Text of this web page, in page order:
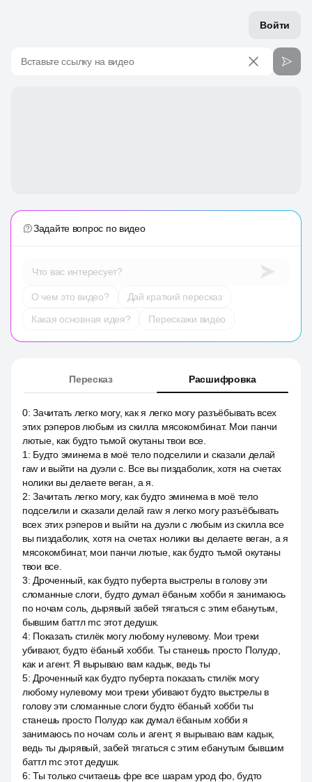
Войти
Вставьте ссылку на видео
Задайте вопрос по видео
Что вас интересует?
О чем это видео?
Дай краткий пересказ
Какая основная идея?
Перескажи видео
Пересказ Расшифровка
0:Зачитать легко могу, как я легко могу разъёбывать всех
этих рэперов любым из скилла мясокомбинат. Мои панчи
лютые, как будто тьмой окутаны твои все.
1 : Будто эминема в моё тело подселили и сказали делай
raw и выйти на дуэли с. Все вы пиздаболик, хотя на счетах
нолики вы делаете веган, а я.
2:Зачитать легко могу, как будто эминема в моё тело
подселили и сказали делай raw я легко могу разъёбывать
всех этих рэперов и выйти на дуэли с любым из скилла все
вы пиздаболик, хотя на счетах нолики вы делаете веган, а я
мясокомбинат, мои панчи лютые, как будто тьмой окутаны
твои все.
3: Дроченный, как будто пуберта выстрелы в голову эти
сломанные слоги, будто думал ёбаным хобби я занимаюсь
по ночам соль, дырявый забей тягаться с этим ебанутым,
бывшим баттл mc этот дедушк.
4: Показать стилёк могу любому нулевому. Мои треки
убивают, будто ёбаный хобби. Ты станешь просто Полудо,
как и агент. Я вырываю вам кадык, ведь ты
5: Дроченный как будто пуберта показать стилёк могу
любому нулевому мои треки убивают будто выстрелы в
голову эти сломанные слоги будто ёбаный хобби ты
станешь просто Полудо как думал ёбаным хобби я
занимаюсь по ночам соль и агент, я вырываю вам кадык,
ведь ты дырявый, забей тягаться с этим ебанутым бывшим
баттл mc этот дедушк.
6:Ты только считаешь фре все шарам урод фо, будто